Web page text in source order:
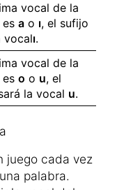
vocal de la
ao ı, el sufijo
vocalı.
vocal de la
o o u, el
la vocal u.
juego cada vez
palabra.